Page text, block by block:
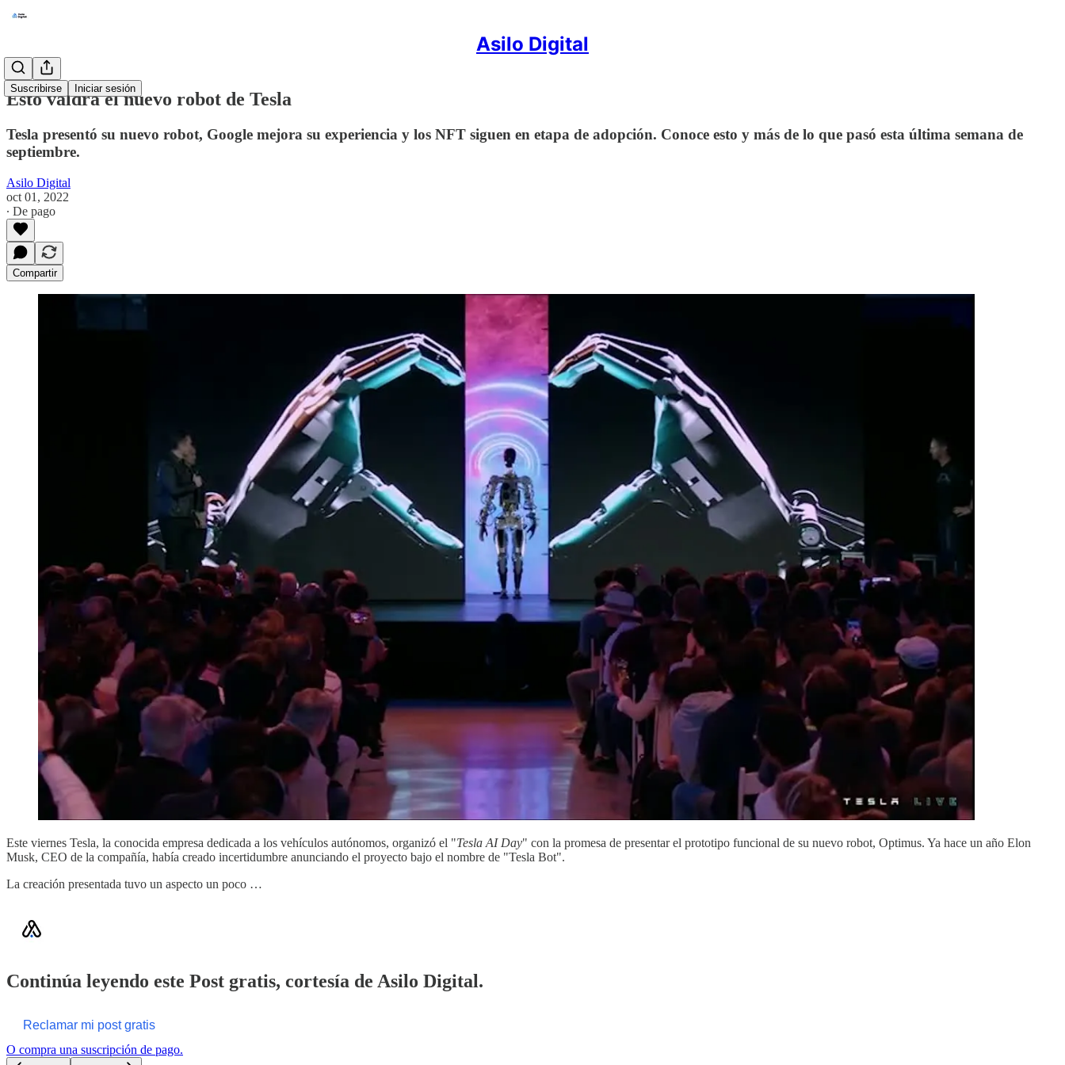
Asilo Digital
Suscribirse Iniciar sesión
Esto valdrá el nuevo robot de Tesla
Tesla presentó su nuevo robot, Google mejora su experiencia y los NFT siguen en etapa de adopción. Conoce esto y más de lo que pasó esta última semana de
septiembre.
Asilo Digital
oct 01, 2022
∙ De pago
Compartir
Este viernes Tesla, la conocida empresa dedicada a los vehículos autónomos, organizó el "Tesla AI Day" con la promesa de presentar el prototipo funcional de su nuevo robot, Optimus. Ya hace un año Elon
Musk, CEO de la compañía, había creado incertidumbre anunciando el proyecto bajo el nombre de "Tesla Bot".
La creación presentada tuvo un aspecto un poco …
Continúa leyendo este Post gratis, cortesía de Asilo Digital.
Reclamar mi post gratis
O compra una suscripción de pago.